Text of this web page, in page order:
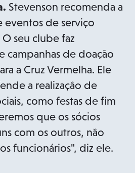
Stevenson recomenda a
eventos de serviço
seu clube faz
campanhas de doação
a Cruz Vermelha. Ele
a realização de
como festas de fim
que os sócios
com os outros, não
funcionários", diz ele.